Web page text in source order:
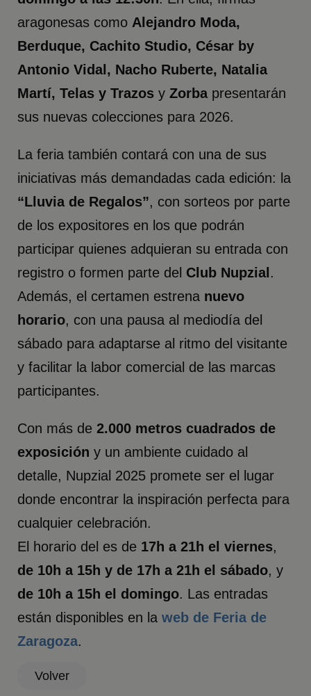
aragonesas como Alejandro Moda,
Berduque, Cachito Studio, César by
Antonio Vidal, Nacho Ruberte, Natalia
Martí, Telas y Trazos yZorbapresentarán
sus nuevas colecciones para 2026.
La feria también contará con una de sus
iniciativas más demandadas cada edición: la
“Lluvia de Regalos”, con sorteos por parte
de los expositores en los que podrán
participar quienes adquieran su entrada con
registro o formen parte del Club Nupzial .
Además, el certamen estrena nuevo
horario, con una pausa al mediodía del
sábado para adaptarse al ritmo del visitante
y facilitar la labor comercial de las marcas
participantes.
Con más de2.000 metros cuadrados de
exposición y un ambiente cuidado al
detalle, Nupzial 2025 promete ser el lugar
donde encontrar la inspiración perfecta para
cualquier celebración.
El horario del es de 17h a 21h el viernes,
de 10h a 15h y de 17h a 21h el sábado, y
de 10h a 15h el domingo. Las entradas
están disponibles en laweb de Feria de
Zaragoza.
Volver